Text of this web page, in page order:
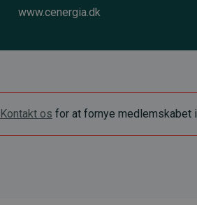
www.cenergia.dk
Kontakt os for at fornye medlemskabet i